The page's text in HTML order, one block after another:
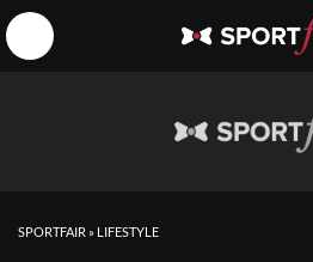
SPORTFAIR » LIFESTYLE